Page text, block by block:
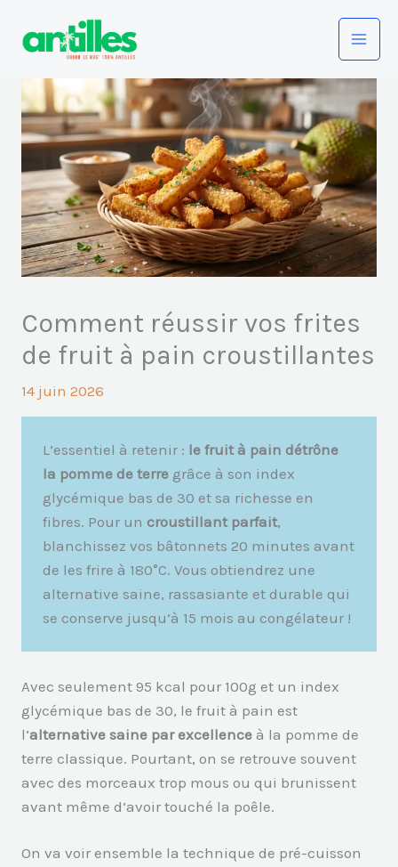
Comment réussir vos frites
de fruit à pain croustillantes
14 juin 2026
L’essentiel à retenir : le fruit à pain détrône
la pomme de terre grâce à son index
glycémique bas de 30 et sa richesse en
fibres. Pour un croustillant parfait,
blanchissez vos bâtonnets 20 minutes avant
de les frire à 180°C. Vous obtiendrez une
alternative saine, rassasiante et durable qui
se conserve jusqu’à 15 mois au congélateur !
Avec seulement 95 kcal pour 100g et un index
glycémique bas de 30, le fruit à pain est
l’alternative saine par excellence à la pomme de
terre classique. Pourtant, on se retrouve souvent
avec des morceaux trop mous ou qui brunissent
avant même d’avoir touché la poêle.
On va voir ensemble la technique de pré-cuisson